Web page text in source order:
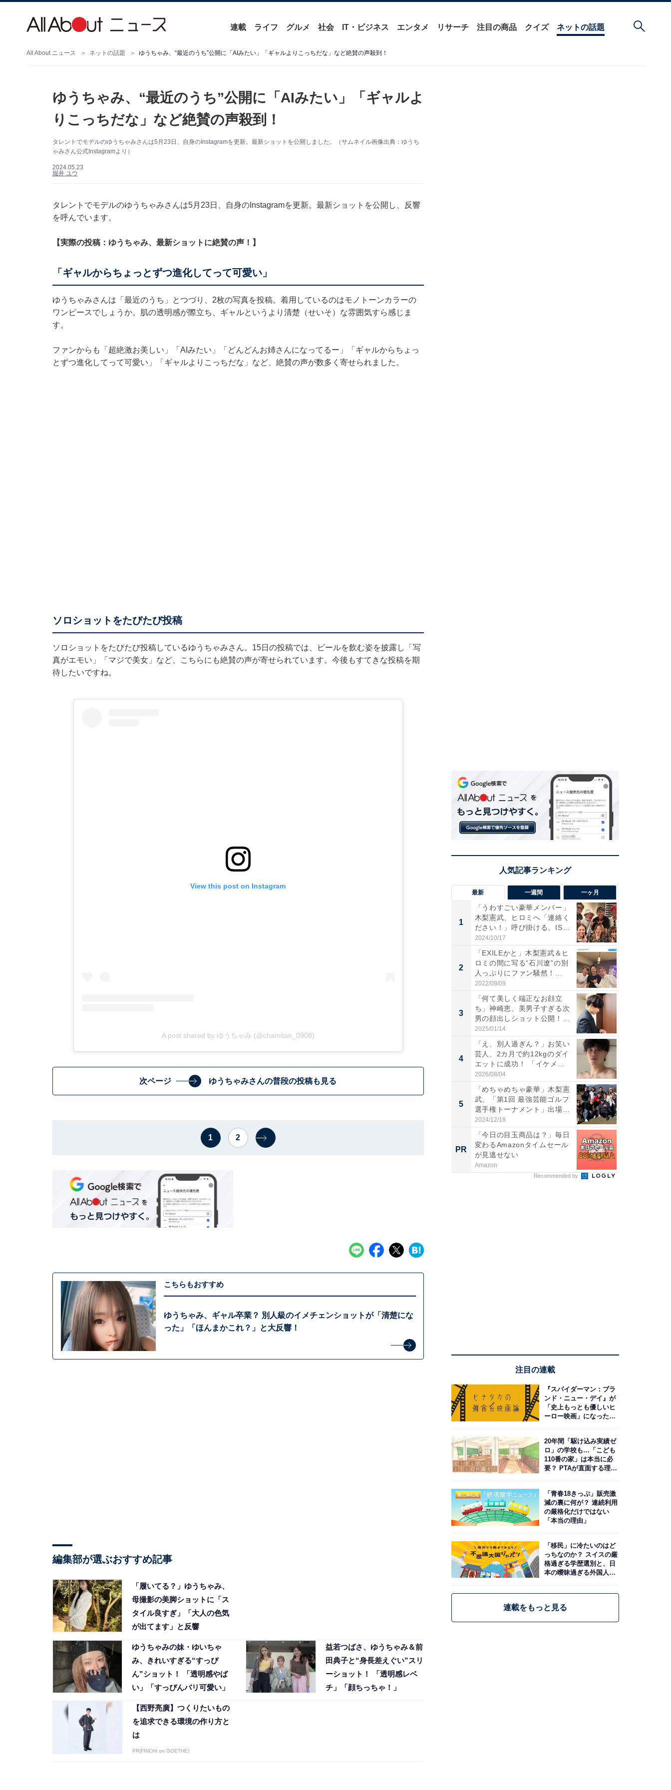
連載 ライフ グルメ 社会 IT・ビジネス エンタメ リサーチ 注目の商品 クイズ ネットの話題
All About ニュース ネットの話題 ゆうちゃみ、“最近のうち”公開に「AIみたい」「ギャルよりこっちだな」など絶賛の声殺到！
ゆうちゃみ、“最近のうち”公開に「AIみたい」「ギャルよ
りこっちだな」など絶賛の声殺到！
タレントでモデルのゆうちゃみさんは5月23日、自身のInstagramを更新。最新ショットを公開しました。（サムネイル画像出典：ゆうち
ゃみさん公式Instagramより）
2024.05.23
堀井 ユウ
タレントでモデルのゆうちゃみさんは5月23日、自身のInstagramを更新。最新ショットを公開し、反響
を呼んでいます。
【実際の投稿：ゆうちゃみ、最新ショットに絶賛の声！】
「ギャルからちょっとずつ進化してって可愛い」
ゆうちゃみさんは「最近のうち」とつづり、2枚の写真を投稿。着用しているのはモノトーンカラーの
ワンピースでしょうか。肌の透明感が際立ち、ギャルというより清楚（せいそ）な雰囲気すら感じま
す。
ファンからも「超絶激お美しい」「AIみたい」「どんどんお姉さんになってるー」「ギャルからちょっ
とずつ進化してって可愛い」「ギャルよりこっちだな」など、絶賛の声が数多く寄せられました。
ソロショットをたびたび投稿
ソロショットをたびたび投稿しているゆうちゃみさん。15日の投稿では、ビールを飲む姿を披露し「写
真がエモい」「マジで美女」など、こちらにも絶賛の声が寄せられています。今後もすてきな投稿を期
待したいですね。
View this post on Instagram
A post shared by ゆうちゃみ (@chamitan_0908)
次ページ ゆうちゃみさんの普段の投稿も見る
1 2
こちらもおすすめ
ゆうちゃみ、ギャル卒業？ 別人級のイメチェンショットが「清楚にな
った」「ほんまかこれ？」と大反響！
編集部が選ぶおすすめ記事
「履いてる？」ゆうちゃみ、
母撮影の美脚ショットに「ス
タイル良すぎ」「大人の色気
が出てます」と反響
ゆうちゃみの妹・ゆいちゃ
み、きれいすぎる“すっぴ
ん”ショット！ 「透明感やば
い」「すっぴんバリ可愛い」
益若つばさ、ゆうちゃみ＆前
田典子と“身長差えぐい”スリ
ーショット！ 「透明感レベ
チ」「顔ちっちゃ！」
【西野亮廣】つくりたいもの
を追求できる環境の作り方と
は
PR(FINCHI on GOETHE)
最新 一週間 一ヶ月
1
「うわすごい豪華メンバー」
木梨憲武、ヒロミへ「連絡く
ださい！」呼び掛ける。IS
S...
2024/10/17
2
「EXILEかと」木梨憲武＆ヒ
ロミの間に写る“石川遼”の別
人っぷりにファン騒然！...
2022/09/09
3
「何て美しく端正なお顔立
ち」神崎恵、美男子すぎる次
男の顔出しショット公開！
「め...
2025/01/14
4
「え、別人過ぎん？」お笑い
芸人、2カ月で約12kgのダイ
エットに成功！ 「イケメ...
2026/08/04
5
「めちゃめちゃ豪華」木梨憲
武、「第1回 最強芸能ゴルフ
選手権トーナメント」出場
メ...
2024/12/18
PR
「今日の目玉商品は？」毎日
変わるAmazonタイムセール
が見逃せない
Amazon
Recommended by
注目の連載
『スパイダーマン：ブラ
ンド・ニュー・デイ』が
「史上もっとも優しいヒ
ーロー映画」になった理
20年間「駆け込み実績ゼ
ロ」の学校も…「こども
110番の家」は本当に必
要？ PTAが直面する理想
「青春18きっぷ」販売激
減の裏に何が？ 連続利用
の厳格化だけではない
「本当の理由」
「移民」に冷たいのはど
っちなのか？ スイスの厳
格過ぎる学歴選別と、日
本の曖昧過ぎる外国人政
連載をもっと見る